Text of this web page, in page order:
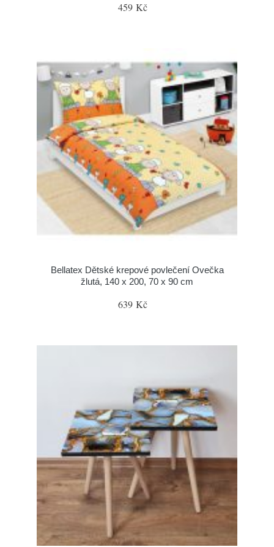
459 Kč
Bellatex Dětské krepové povlečení Ovečka
žlutá, 140 x 200, 70 x 90 cm
639 Kč